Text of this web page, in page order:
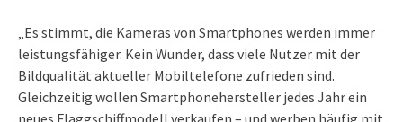
„Es stimmt, die Kameras von Smartphones werden immer
leistungsfähiger. Kein Wunder, dass viele Nutzer mit der
Bildqualität aktueller Mobiltelefone zufrieden sind.
Gleichzeitig wollen Smartphonehersteller jedes Jahr ein